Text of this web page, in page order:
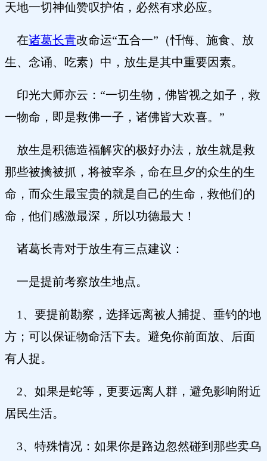
天地一切神仙赞叹护佑，必然有求必应。
在诸葛长青改命运“五合一”（忏悔、施食、放
生、念诵、吃素）中，放生是其中重要因素。
印光大师亦云：“一切生物，佛皆视之如子，救
一物命，即是救佛一子，诸佛皆大欢喜。”
放生是积德造福解灾的极好办法，放生就是救
那些被擒被抓，将被宰杀，命在旦夕的众生的生
命，而众生最宝贵的就是自己的生命，救他们的
命，他们感激最深，所以功德最大！
诸葛长青对于放生有三点建议：
一是提前考察放生地点。
1、要提前勘察，选择远离被人捕捉、垂钓的地
方；可以保证物命活下去。避免你前面放、后面
有人捉。
2、如果是蛇等，更要远离人群，避免影响附近
居民生活。
3、特殊情况：如果你是路边忽然碰到那些卖乌